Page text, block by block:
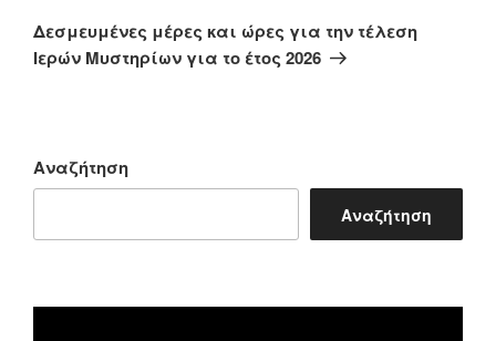
άρθρο
Δεσμευμένες μέρες και ώρες για την τέλεση
Ιερών Μυστηρίων για το έτος 2026
Αναζήτηση
Αναζήτηση